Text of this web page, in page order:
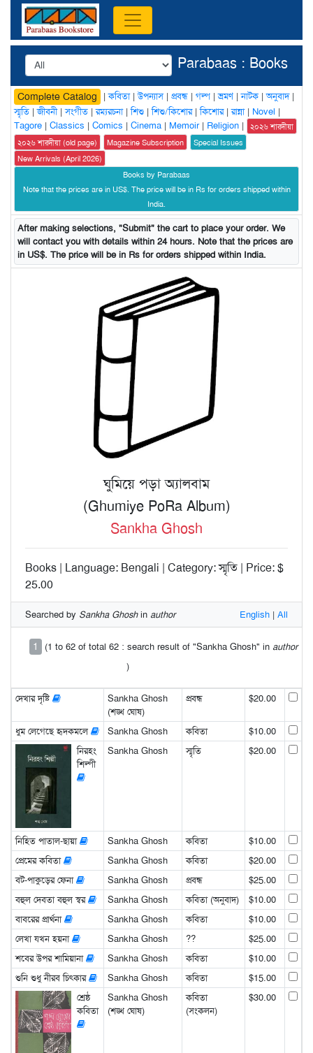
Parabaas : Books
Complete Catalog |কবিতা|উপন্যাস| প্রবন্ধ | গল্প |ভ্রমণ|নাটক |অনুবাদ|
স্মৃতি |জীবনী|সংগীত |রম্যরচনা|শিশু |শিশু/কিশোর|কিশোর|রান্না| Novel |
Tagore | Classics | Comics | Cinema | Memoir| Religion |
২০২৬ শারদীয়া
২০২৬ শারদীয়া (old page)
Magazine Subscription
Special Issues
New Arrivals (April 2026)
Books by Parabaas
Note that the prices are in US$. The price will be in Rs for orders shipped within
India.
After making selections, "Submit" the cart to place your order. We
will contact you with details within 24 hours. Note that the prices are
in US$. The price will be in Rs for orders shipped within India.
ঘুমিয়ে পড়া অ্যালবাম
(Ghumiye PoRa Album)
Sankha Ghosh
Books | Language: Bengali | Category: স্মৃতি | Price: $
25.00
Searched by Sankha Ghoshin author English | All
1 (1 to 62 of total 62 : search result of "Sankha Ghosh" in author
)
দেখার দৃষ্টি
Sankha Ghosh
(শঙ্খ ঘোষ)
প্রবন্ধ $20.00
ধুম লেগেছে হৃদকমলে Sankha Ghosh কবিতা
$10.00
নিরহং
শিল্পী
Sankha Ghosh স্মৃতি $20.00
নিহিত পাতাল-ছায়া Sankha Ghosh কবিতা
$10.00
প্রেমের কবিতা
Sankha Ghosh কবিতা
$20.00
বট-পাকুড়ের ফেনা
Sankha Ghosh প্রবন্ধ
$25.00
বহুল দেবতা বহুল স্বর
Sankha Ghosh কবিতা (অনুবাদ)
$10.00
বাবরের প্রার্থনা
Sankha Ghosh কবিতা
$10.00
লেখা যখন হয়না
Sankha Ghosh ??
$25.00
শবের উপর শামিয়ানা
Sankha Ghosh কবিতা
$10.00
শুনি শুধু নীরব চিৎকার
Sankha Ghosh কবিতা
$15.00
শ্রেষ্ঠ
কবিতা
Sankha Ghosh
(শঙ্খ ঘোষ)
কবিতা
(সংকলন)
$30.00